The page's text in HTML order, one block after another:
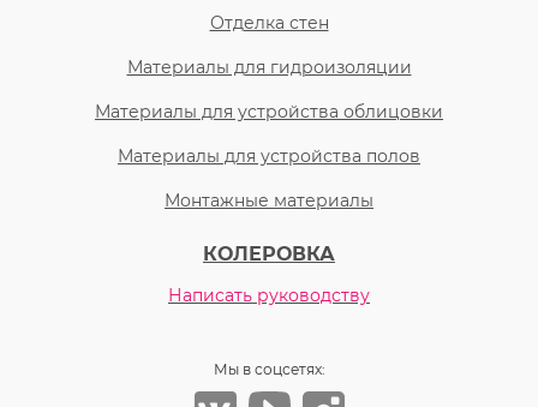
Отделка стен
Материалы для гидроизоляции
Материалы для устройства облицовки
Материалы для устройства полов
Монтажные материалы
КОЛЕРОВКА
Написать руководству
Мы в соцсетях: